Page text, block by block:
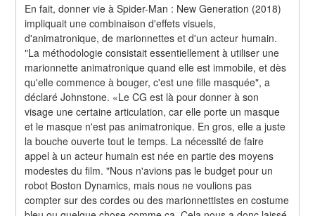
En fait, donner vie à Spider-Man : New Generation (2018)
impliquait une combinaison d'effets visuels,
d'animatronique, de marionnettes et d'un acteur humain.
"La méthodologie consistait essentiellement à utiliser une
marionnette animatronique quand elle est immobile, et dès
qu'elle commence à bouger, c'est une fille masquée", a
déclaré Johnstone. «Le CG est là pour donner à son
visage une certaine articulation, car elle porte un masque
et le masque n'est pas animatronique. En gros, elle a juste
la bouche ouverte tout le temps. La nécessité de faire
appel à un acteur humain est née en partie des moyens
modestes du film. "Nous n'avions pas le budget pour un
robot Boston Dynamics, mais nous ne voulions pas
compter sur des cordes ou des marionnettistes en costume